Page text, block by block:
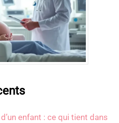
enfant : ce qui tient dans